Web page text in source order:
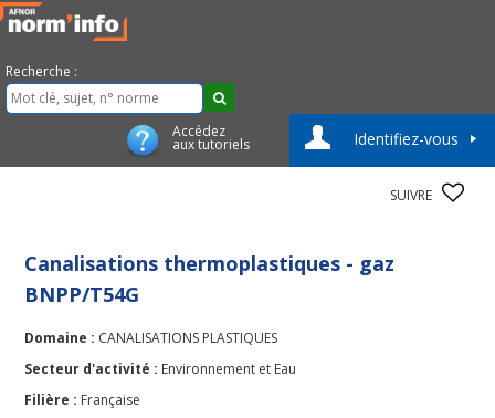
Recherche :
Accédez
aux tutoriels Identifiez-vous
SUIVRE
Canalisations thermoplastiques - gaz
BNPP/T54G
Domaine : CANALISATIONS PLASTIQUES
Secteur d'activité : Environnement et Eau
Filière : Française